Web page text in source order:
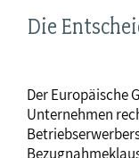
Die
Der Europäische
Unternehmen